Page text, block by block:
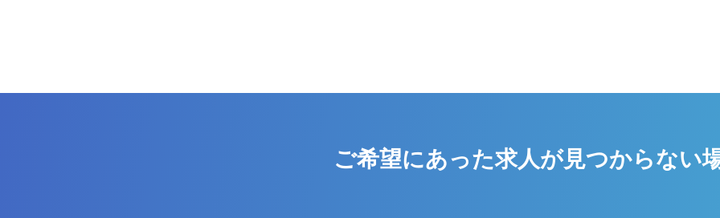
ご希望にあった求人が見つからない